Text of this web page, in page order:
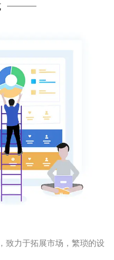
致力于拓展市场，繁琐的设